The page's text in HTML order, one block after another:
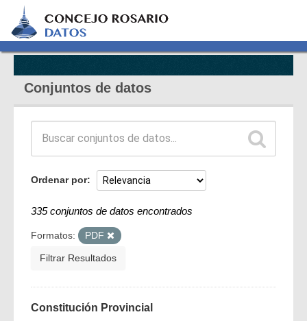
Conjuntos de datos
Ordenar por
335 conjuntos de datos encontrados
Formatos: PDF
Filtrar Resultados
Constitución Provincial